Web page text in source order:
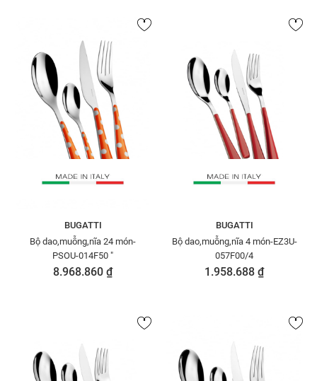
BUGATTI
Bộ dao,muỗng,nĩa 24 món-
PSOU-014F50 "
8.968.860 ₫
BUGATTI
Bộ dao,muỗng,nĩa 4 món-EZ3U-
057F00/4
1.958.688 ₫